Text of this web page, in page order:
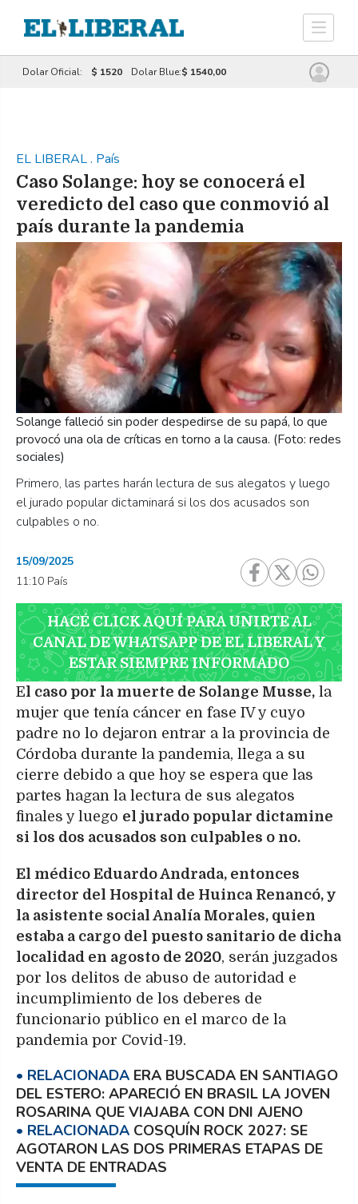
Dolar Oficial: $ 1520 Dolar Blue:$ 1540,00
EL LIBERAL. País
Caso Solange: hoy se conocerá el
veredicto del caso que conmovió al
país durante la pandemia
Primero, las partes harán lectura de sus alegatos y luego
el jurado popular dictaminará si los dos acusados son
culpables o no.
Solange falleció sin poder despedirse de su papá, lo que
provocó una ola de críticas en torno a la causa. (Foto: redes
sociales)
15/09/2025
11:10 País
HACÉ CLICK AQUÍ PARA UNIRTE AL
CANAL DE WHATSAPP DE EL LIBERAL Y
ESTAR SIEMPRE INFORMADO
El caso por la muerte de Solange Musse, la
mujer que tenía cáncer en fase IV y cuyo
padre no lo dejaron entrar a la provincia de
Córdoba durante la pandemia, llega a su
cierre debido a que hoy se espera que las
partes hagan la lectura de sus alegatos
finales y luego el jurado popular dictamine
si los dos acusados son culpables o no.
El médico Eduardo Andrada, entonces
director del Hospital de Huinca Renancó, y
la asistente social Analía Morales, quien
estaba a cargo del puesto sanitario de dicha
localidad en agosto de 2020, serán juzgados
por los delitos de abuso de autoridad e
incumplimiento de los deberes de
funcionario público en el marco de la
pandemia por Covid-19.
ERA BUSCADA EN SANTIAGO
DEL ESTERO: APARECIÓ EN BRASIL LA JOVEN
ROSARINA QUE VIAJABA CON DNI AJENO
COSQUÍN ROCK 2027: SE
AGOTARON LAS DOS PRIMERAS ETAPAS DE
VENTA DE ENTRADAS